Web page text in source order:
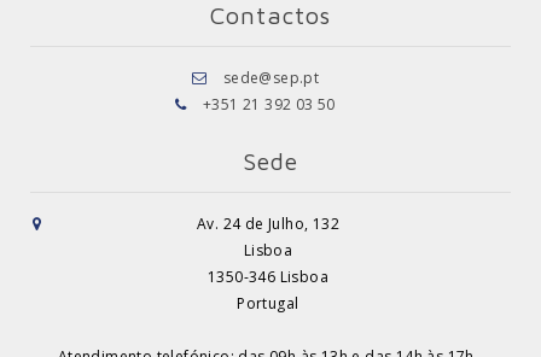
Contactos
sede@sep.pt
+351 21 392 03 50
Sede
Av. 24 de Julho, 132
Lisboa
1350-346 Lisboa
Portugal